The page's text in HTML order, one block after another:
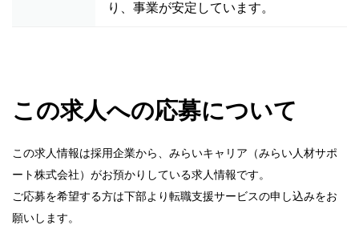
り、事業が安定しています。
この求人への応募について
この求人情報は採用企業から、みらいキャリア（みらい人材サポ
ート株式会社）がお預かりしている求人情報です。
ご応募を希望する方は下部より転職支援サービスの申し込みをお
願いします。